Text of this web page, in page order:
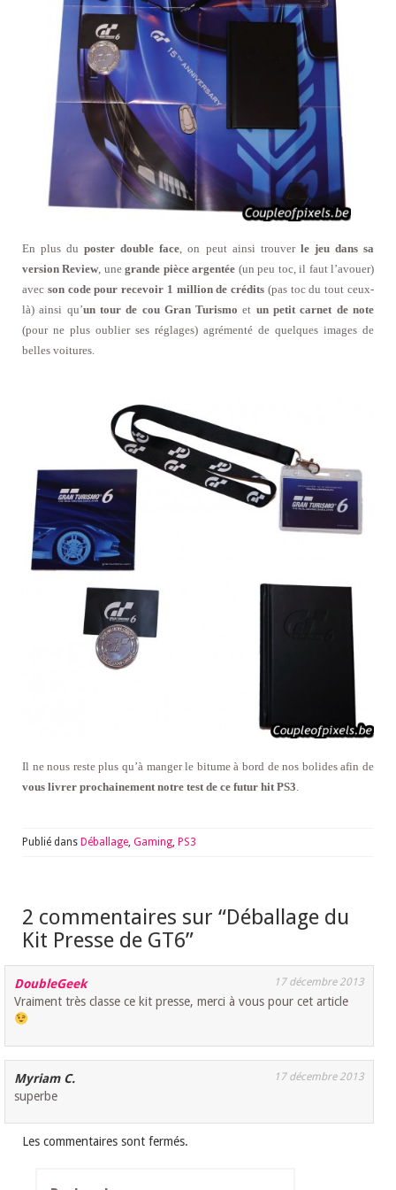
En plus duposter double face, on peut ainsi trouver le jeu dans sa
version Review, unegrande pièce argentée (un peu toc, il faut l’avouer)
avec son code pour recevoir 1 million de crédits (pas toc du tout ceux-
là) ainsi qu’un tour de cou Gran Turismo et un petit carnet de note
(pour ne plus oublier ses réglages) agrémenté de quelques images de
belles voitures.
Il ne nous reste plus qu’à manger le bitume à bord de nos bolides afin de
vous livrer prochainement notre test de ce futur hit PS3
Publié dans Déballage Gaming PS3
2 commentaires sur “Déballage du
Kit Presse de GT6”
DoubleGeek 17 décembre 2013
Vraiment très classe ce kit presse, merci à vous pour cet article
Myriam C. 17 décembre 2013
superbe
Les commentaires sont fermés.